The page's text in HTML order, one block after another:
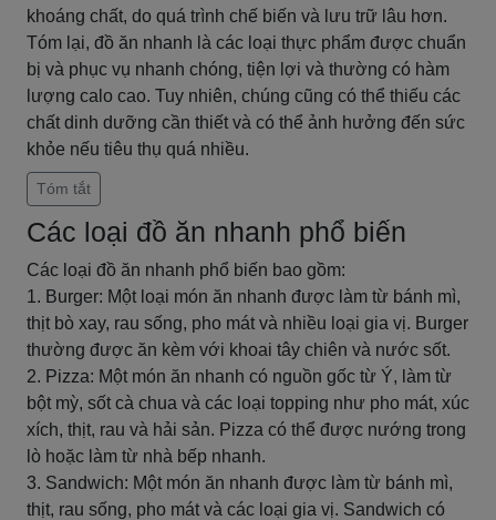
khoáng chất, do quá trình chế biến và lưu trữ lâu hơn.
Tóm lại, đồ ăn nhanh là các loại thực phẩm được chuẩn
bị và phục vụ nhanh chóng, tiện lợi và thường có hàm
lượng calo cao. Tuy nhiên, chúng cũng có thể thiếu các
chất dinh dưỡng cần thiết và có thể ảnh hưởng đến sức
khỏe nếu tiêu thụ quá nhiều.
Tóm tắt
Các loại đồ ăn nhanh phổ biến
Các loại đồ ăn nhanh phổ biến bao gồm:
1. Burger: Một loại món ăn nhanh được làm từ bánh mì,
thịt bò xay, rau sống, pho mát và nhiều loại gia vị. Burger
thường được ăn kèm với khoai tây chiên và nước sốt.
2. Pizza: Một món ăn nhanh có nguồn gốc từ Ý, làm từ
bột mỳ, sốt cà chua và các loại topping như pho mát, xúc
xích, thịt, rau và hải sản. Pizza có thể được nướng trong
lò hoặc làm từ nhà bếp nhanh.
3. Sandwich: Một món ăn nhanh được làm từ bánh mì,
thịt, rau sống, pho mát và các loại gia vị. Sandwich có